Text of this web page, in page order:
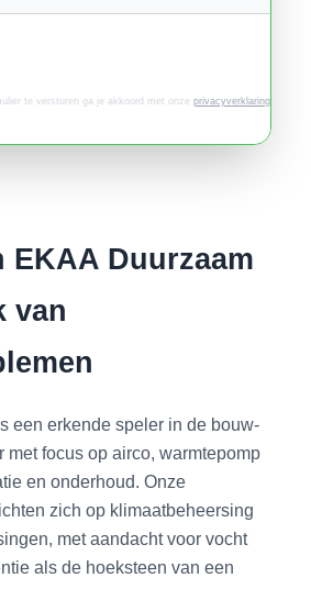
te versturen ga je akkoord met onze privacyverklaring.
EKAA Duurzaam
van
een erkende speler in de bouw-
met focus op airco, warmtepomp
en onderhoud. Onze
zich op klimaatbeheersing
met aandacht voor vocht
als de hoeksteen van een